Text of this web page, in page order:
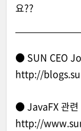
요??
● SUN CEO
http://
● JavaFX 관련
http://